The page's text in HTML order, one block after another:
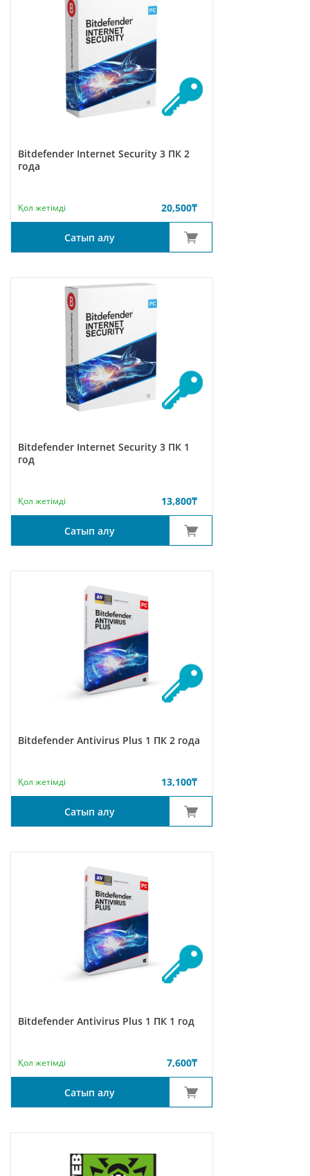
Bitdefender Internet Security 3 ПК 2
года
Қол жетімді 20,500₸
Сатып алу
Bitdefender Internet Security 3 ПК 1
год
Қол жетімді 13,800₸
Сатып алу
Bitdefender Antivirus Plus 1 ПК 2 года
Қол жетімді 13,100₸
Сатып алу
Bitdefender Antivirus Plus 1 ПК 1 год
Қол жетімді 7,600₸
Сатып алу